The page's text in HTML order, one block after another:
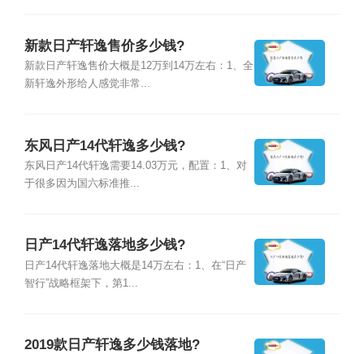
新款日产轩逸售价多少钱?
新款日产轩逸售价大概是12万到14万左右：1、全
新轩逸外形给人感觉非常...
东风日产14代轩逸多少钱?
东风日产14代轩逸需要14.03万元，配置：1、对
于很多因为国六标准推...
日产14代轩逸落地多少钱?
日产14代轩逸落地大概是14万左右：1、在“日产
智行”战略框架下，第1...
2019款日产轩逸多少钱落地?